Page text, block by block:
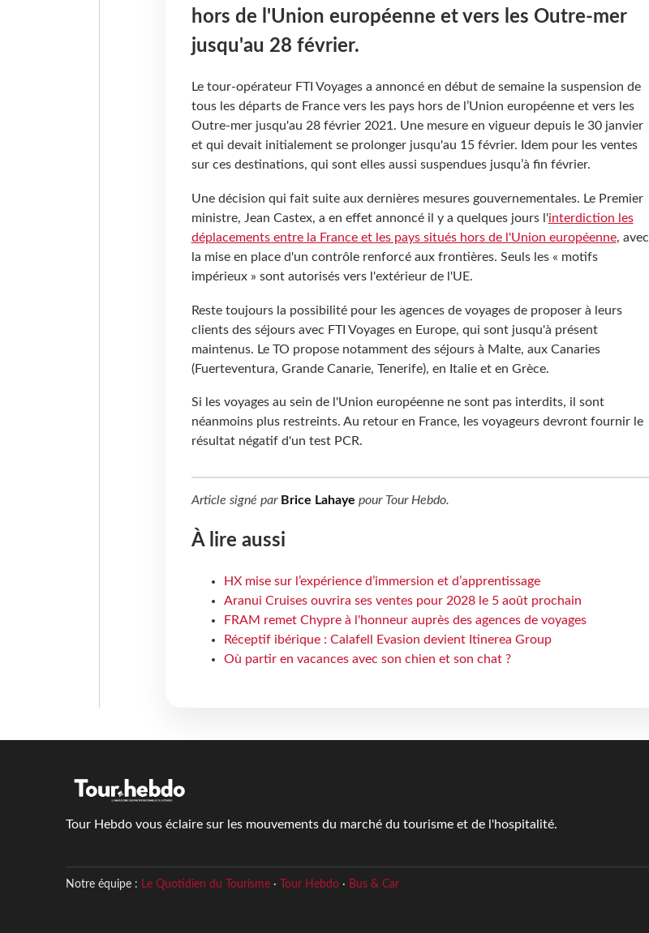
hors de l'Union européenne et vers les Outre-mer
jusqu'au 28 février.
Le tour-opérateur FTI Voyages a annoncé en début de semaine la suspension de
tous les départs de France vers les pays hors de l’Union européenne et vers les
Outre-mer jusqu'au 28 février 2021. Une mesure en vigueur depuis le 30 janvier
et qui devait initialement se prolonger jusqu'au 15 février. Idem pour les ventes
sur ces destinations, qui sont elles aussi suspendues jusqu’à fin février.
Une décision qui fait suite aux dernières mesures gouvernementales. Le Premier
ministre, Jean Castex, a en effet annoncé il y a quelques jours l'interdiction les
déplacements entre la France et les pays situés hors de l'Union européenne, avec
la mise en place d'un contrôle renforcé aux frontières. Seuls les « motifs
impérieux » sont autorisés vers l'extérieur de l'UE.
Reste toujours la possibilité pour les agences de voyages de proposer à leurs
clients des séjours avec FTI Voyages en Europe, qui sont jusqu'à présent
maintenus. Le TO propose notamment des séjours à Malte, aux Canaries
(Fuerteventura, Grande Canarie, Tenerife), en Italie et en Grèce.
Si les voyages au sein de l'Union européenne ne sont pas interdits, il sont
néanmoins plus restreints. Au retour en France, les voyageurs devront fournir le
résultat négatif d'un test PCR.
Article signé par Brice Lahaye pour Tour Hebdo.
À lire aussi
HX mise sur l’expérience d’immersion et d’apprentissage
Aranui Cruises ouvrira ses ventes pour 2028 le 5 août prochain
FRAM remet Chypre à l'honneur auprès des agences de voyages
Réceptif ibérique : Calafell Evasion devient Itinerea Group
Où partir en vacances avec son chien et son chat ?
Tour Hebdo vous éclaire sur les mouvements du marché du tourisme et de l'hospitalité.
Notre équipe : Le Quotidien du Tourisme· Tour Hebdo· Bus & Car